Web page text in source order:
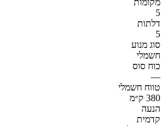
5
דלתות
5
סוג מנוע
חשמלי
כוח סוס
—
טווח חשמלי
380 ק״מ
הנעה
קדמית